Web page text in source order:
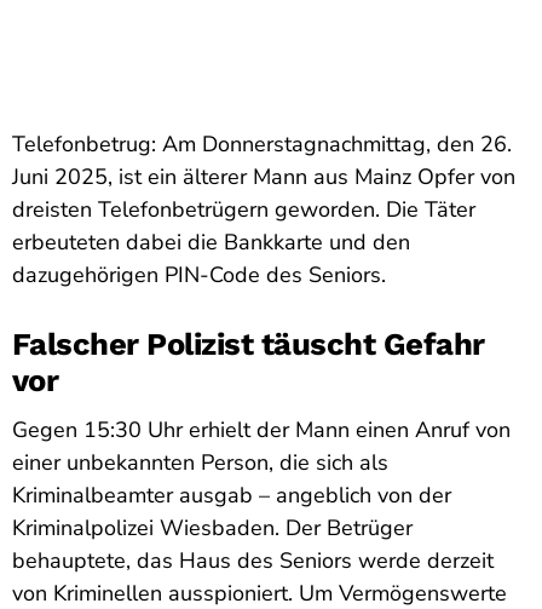
Telefonbetrug: Am Donnerstagnachmittag, den 26.
Juni 2025, ist ein älterer Mann aus Mainz Opfer von
dreisten Telefonbetrügern geworden. Die Täter
erbeuteten dabei die Bankkarte und den
dazugehörigen PIN-Code des Seniors.
Falscher Polizist täuscht Gefahr
vor
Gegen 15:30 Uhr erhielt der Mann einen Anruf von
einer unbekannten Person, die sich als
Kriminalbeamter ausgab – angeblich von der
Kriminalpolizei Wiesbaden. Der Betrüger
behauptete, das Haus des Seniors werde derzeit
von Kriminellen ausspioniert. Um Vermögenswerte